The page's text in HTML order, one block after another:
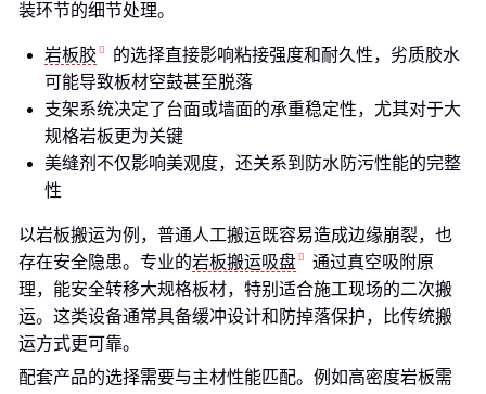
装环节的细节处理。
岩板胶
的选择直接影响粘接强度和耐久性，劣质胶水
可能导致板材空鼓甚至脱落
支架系统决定了台面或墙面的承重稳定性，尤其对于大
规格岩板更为关键
美缝剂不仅影响美观度，还关系到防水防污性能的完整
性
以岩板搬运为例，普通人工搬运既容易造成边缘崩裂，也
存在安全隐患。专业的岩板搬运吸盘
通过真空吸附原
理，能安全转移大规格板材，特别适合施工现场的二次搬
运。这类设备通常具备缓冲设计和防掉落保护，比传统搬
运方式更可靠。
配套产品的选择需要与主材性能匹配。例如高密度岩板需